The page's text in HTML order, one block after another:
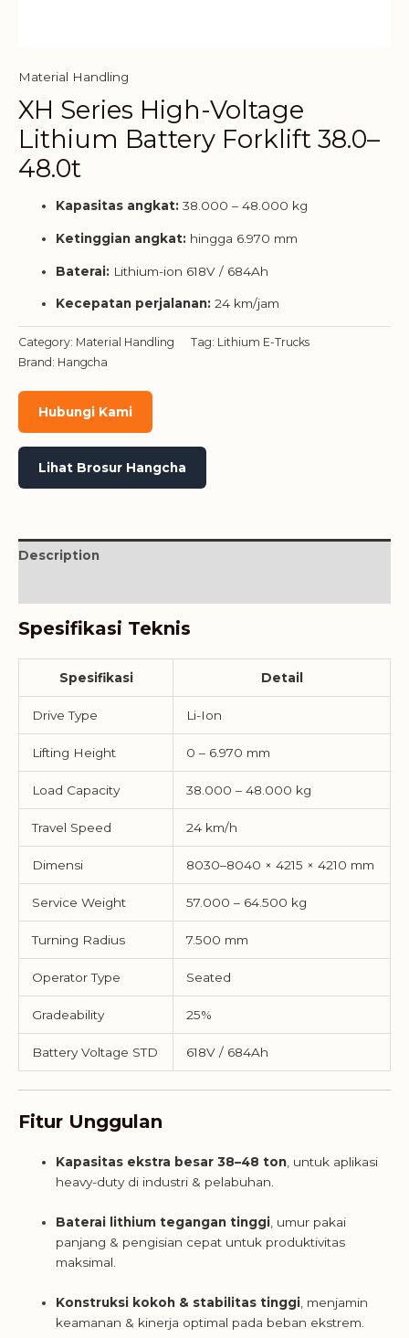
Material Handling
XH Series High-Voltage
Lithium Battery Forklift 38.0–
48.0t
Kapasitas angkat: 38.000 – 48.000 kg
Ketinggian angkat: hingga 6.970 mm
Baterai: Lithium-ion 618V / 684Ah
Kecepatan perjalanan: 24 km/jam
Category: Material Handling Tag: Lithium E-Trucks
Brand: Hangcha
Hubungi Kami
Lihat Brosur Hangcha
Description
Spesifikasi Teknis
Spesifikasi Detail
Drive Type Li-Ion
Lifting Height 0 – 6.970 mm
Load Capacity 38.000 – 48.000 kg
Travel Speed 24 km/h
Dimensi 8030–8040 × 4215 × 4210 mm
Service Weight 57.000 – 64.500 kg
Turning Radius 7.500 mm
Operator Type Seated
Gradeability 25%
Battery Voltage STD 618V / 684Ah
Fitur Unggulan
Kapasitas ekstra besar 38–48 ton , untuk aplikasi
heavy-duty di industri & pelabuhan.
Baterai lithium tegangan tinggi , umur pakai
panjang & pengisian cepat untuk produktivitas
maksimal.
Konstruksi kokoh & stabilitas tinggi , menjamin
keamanan & kinerja optimal pada beban ekstrem.